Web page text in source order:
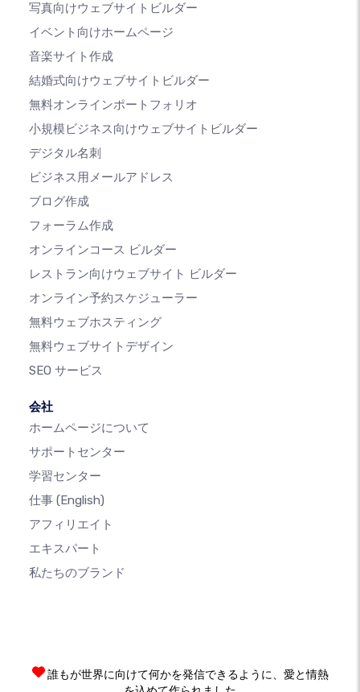
写真向けウェブサイトビルダー
イベント向けホームページ
音楽サイト作成
結婚式向けウェブサイトビルダー
無料オンラインポートフォリオ
小規模ビジネス向けウェブサイトビルダー
デジタル名刺
ビジネス用メールアドレス
ブログ作成
フォーラム作成
オンラインコース ビルダー
レストラン向けウェブサイト ビルダー
オンライン予約スケジューラー
無料ウェブホスティング
無料ウェブサイトデザイン
SEO サービス
会社
ホームページについて
サポートセンター
学習センター
仕事 (English)
アフィリエイト
エキスパート
私たちのブランド
誰もが世界に向けて何かを発信できるように、愛と情熱